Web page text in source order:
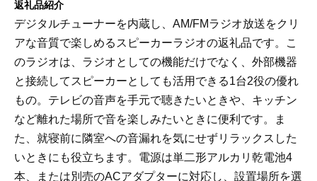
返礼品紹介
デジタルチューナーを内蔵し、AM/FMラジオ放送をクリ
アな音質で楽しめるスピーカーラジオの返礼品です。こ
のラジオは、ラジオとしての機能だけでなく、外部機器
と接続してスピーカーとしても活用できる1台2役の優れ
もの。テレビの音声を手元で聴きたいときや、キッチン
など離れた場所で音を楽しみたいときに便利です。ま
た、就寝前に隣室への音漏れを気にせずリラックスした
いときにも役立ちます。電源は単二形アルカリ乾電池4
本、または別売のACアダプターに対応し、設置場所を選